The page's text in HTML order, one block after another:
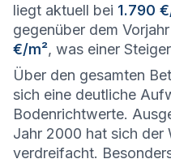
liegt aktuell bei 1.790
gegenüber dem
€/m², was einer
Über den gesamten
sich eine deutliche
Bodenrichtwerte.
Jahr 2000 hat sich der
verdreifacht.